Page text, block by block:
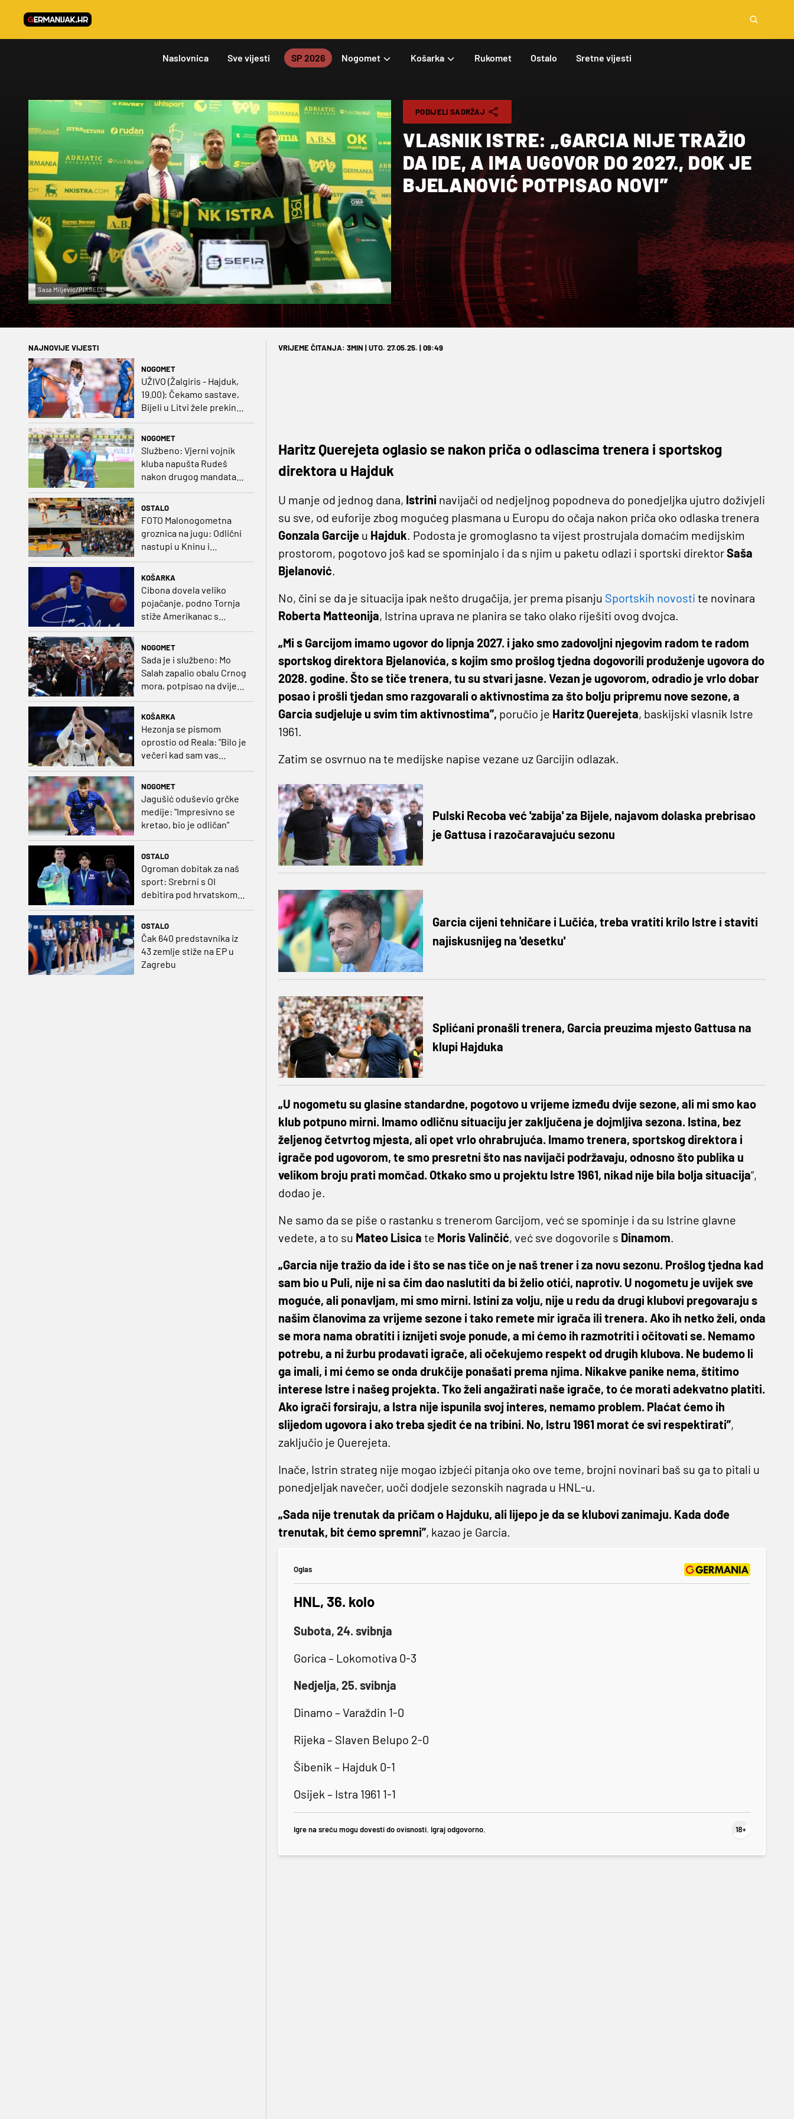
Naslovnica Sve vijesti SP 2026 Nogomet Košarka Rukomet Ostalo Sretne vijesti
Sasa Miljevic/PIXSELL
PODIJELI SADRŽAJ
VLASNIK ISTRE: „GARCIA NIJE TRAŽIO
DA IDE, A IMA UGOVOR DO 2027., DOK JE
BJELANOVIĆ POTPISAO NOVI”
NAJNOVIJE VIJESTI
NOGOMET
UŽIVO (Žalgiris - Hajduk,
19.00): Čekamo sastave,
Bijeli u Litvi žele prekinut
NOGOMET
Službeno: Vjerni vojnik
kluba napušta Rudeš
nakon drugog mandata
OSTALO
FOTO Malonogometna
groznica na jugu: Odlični
nastupi u Kninu i
Metkoviću okrunjeni
vrijednim nagradama
KOŠARKA
Cibona dovela veliko
pojačanje, podno Tornja
stiže Amerikanac s
naslovom iz EuroCupa
NOGOMET
Sada je i službeno: Mo
Salah zapalio obalu Crnog
mora, potpisao na dvije
KOŠARKA
Hezonja se pismom
oprostio od Reala: "Bilo je
večeri kad sam vas
NOGOMET
Jagušić oduševio grčke
medije: "Impresivno se
kretao, bio je odličan"
OSTALO
Ogroman dobitak za naš
sport: Srebrni s OI
debitira pod hrvatskom
OSTALO
Čak 640 predstavnika iz
43 zemlje stiže na EP u
Zagrebu
VRIJEME ČITANJA: 3MIN | UTO. 27.05.25. | 09:49
Haritz Querejeta oglasio se nakon priča o odlascima trenera i sportskog
direktora u Hajduk
U manje od jednog dana, Istrini navijači od nedjeljnog popodneva do ponedjeljka ujutro doživjeli
su sve, od euforije zbog mogućeg plasmana u Europu do očaja nakon priča oko odlaska trenera
Gonzala Garcije u Hajduk. Podosta je gromoglasno ta vijest prostrujala domaćim medijskim
prostorom, pogotovo još kad se spominjalo i da s njim u paketu odlazi i sportski direktorSaša
Bjelanović.
No, čini se da je situacija ipak nešto drugačija, jer prema pisanju Sportskih novosti te novinara
Roberta Matteonija, Istrina uprava ne planira se tako olako riješiti ovog dvojca.
„Mi s Garcijom imamo ugovor do lipnja 2027. i jako smo zadovoljni njegovim radom te radom
sportskog direktora Bjelanovića, s kojim smo prošlog tjedna dogovorili produženje ugovora do
2028. godine. Što se tiče trenera, tu su stvari jasne. Vezan je ugovorom, odradio je vrlo dobar
posao i prošli tjedan smo razgovarali o aktivnostima za što bolju pripremu nove sezone, a
Garcia sudjeluje u svim tim aktivnostima”, poručio je Haritz Querejeta, baskijski vlasnik Istre
1961.
Zatim se osvrnuo na te medijske napise vezane uz Garcijin odlazak.
Pulski Recoba već 'zabija' za Bijele, najavom dolaska prebrisao
je Gattusa i razočaravajuću sezonu
Garcia cijeni tehničare i Lučića, treba vratiti krilo Istre i staviti
najiskusnijeg na 'desetku'
Splićani pronašli trenera, Garcia preuzima mjesto Gattusa na
klupi Hajduka
„U nogometu su glasine standardne, pogotovo u vrijeme između dvije sezone, ali mi smo kao
klub potpuno mirni. Imamo odličnu situaciju jer zaključena je dojmljiva sezona. Istina, bez
željenog četvrtog mjesta, ali opet vrlo ohrabrujuća. Imamo trenera, sportskog direktora i
igrače pod ugovorom, te smo presretni što nas navijači podržavaju, odnosno što publika u
velikom broju prati momčad. Otkako smo u projektu Istre 1961, nikad nije bila bolja situacija”,
dodao je.
Ne samo da se piše o rastanku s trenerom Garcijom, već se spominje i da su Istrine glavne
vedete, a to su Mateo Lisica te Moris Valinčić, već sve dogovorile s Dinamom
„Garcia nije tražio da ide i što se nas tiče on je naš trener i za novu sezonu. Prošlog tjedna kad
sam bio u Puli, nije ni sa čim dao naslutiti da bi želio otići, naprotiv. U nogometu je uvijek sve
moguće, ali ponavljam, mi smo mirni. Istini za volju, nije u redu da drugi klubovi pregovaraju s
našim članovima za vrijeme sezone i tako remete mir igrača ili trenera. Ako ih netko želi, onda
se mora nama obratiti i iznijeti svoje ponude, a mi ćemo ih razmotriti i očitovati se. Nemamo
potrebu, a ni žurbu prodavati igrače, ali očekujemo respekt od drugih klubova. Ne budemo li
ga imali, i mi ćemo se onda drukčije ponašati prema njima. Nikakve panike nema, štitimo
interese Istre i našeg projekta. Tko želi angažirati naše igrače, to će morati adekvatno platiti.
Ako igrači forsiraju, a Istra nije ispunila svoj interes, nemamo problem. Plaćat ćemo ih
slijedom ugovora i ako treba sjedit će na tribini. No, Istru 1961 morat će svi respektirati”,
zaključio je Querejeta.
Inače, Istrin strateg nije mogao izbjeći pitanja oko ove teme, brojni novinari baš su ga to pitali u
ponedjeljak navečer, uoči dodjele sezonskih nagrada u HNL-u.
„Sada nije trenutak da pričam o Hajduku, ali lijepo je da se klubovi zanimaju. Kada dođe
trenutak, bit ćemo spremni”, kazao je Garcia.
Oglas
HNL, 36. kolo
Subota, 24. svibnja
Gorica – Lokomotiva 0-3
Nedjelja, 25. svibnja
Dinamo – Varaždin 1-0
Rijeka – Slaven Belupo 2-0
Šibenik – Hajduk 0-1
Osijek – Istra 1961 1-1
Igre na sreću mogu dovesti do ovisnosti. Igraj odgovorno.